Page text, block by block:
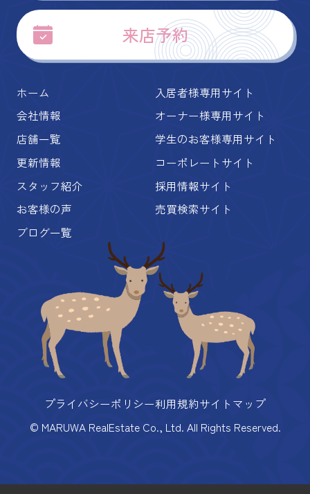
来店予約
ホーム
会社情報
店舗一覧
更新情報
スタッフ紹介
お客様の声
ブログ一覧
入居者様専用サイト
オーナー様専用サイト
学生のお客様専用サイト
コーポレートサイト
採用情報サイト
売買検索サイト
プライバシーポリシー利用規約サイトマップ
© MARUWA RealEstate Co., Ltd. All Rights Reserved.